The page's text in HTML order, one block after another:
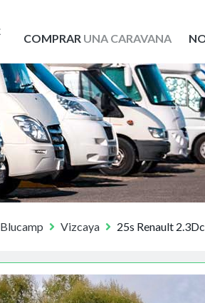
COMPRARUNA CARAVANA
Blucamp Vizcaya 25s Renault